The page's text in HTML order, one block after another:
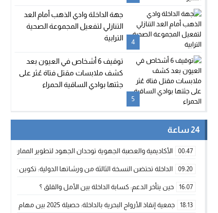
4
جهة الداخلة وادي الذهب أمام العد
التنازلي لتفعيل المجموعة الصحية
الترابية
5
توقيف 6 أشخاص في العيون بعد
كشف ملابسات مقتل فتاة عُثر على
جثتها بوادي الساقية الحمراء
24 ساعة
00:47 الأكاديمية والعصبة الجهوية توحدان الجهود لتطوير الممارسة
09:20 الداخلة تحتضن النسخة الثالثة من ورشاتها الدولية: تكوين
16:07 حين يتأخر الدعم: كسابة الداخلة بين الأمل والقلق ؟
18:13 جمعية إنقاذ الأرواح البحرية بالداخلة: حصيلة 2025 بين مهام الإنقاذ ومشروع “دار البحار”